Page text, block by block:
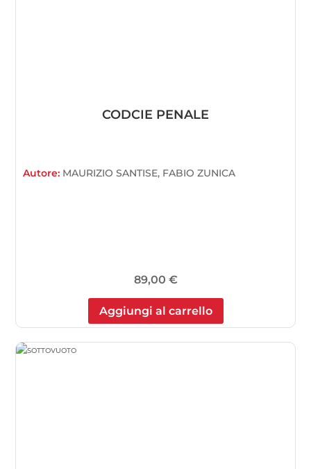
CODCIE PENALE
Autore: MAURIZIO SANTISE, FABIO ZUNICA
89,00 €
Aggiungi al carrello